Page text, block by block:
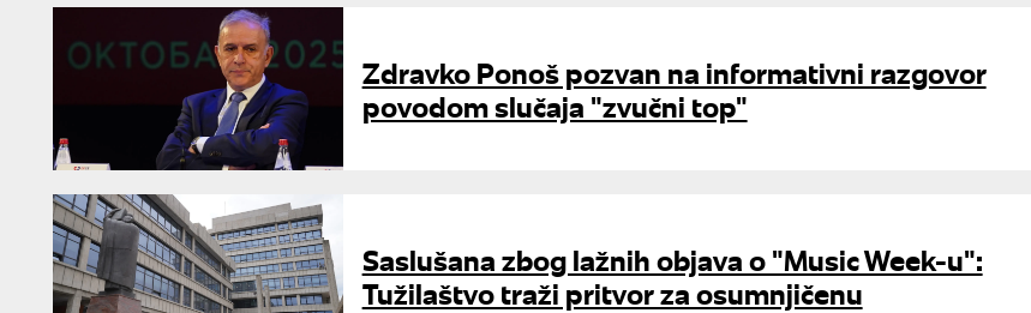
Zdravko Ponoš pozvan na informativni razgovor
povodom slučaja "zvučni top"
Saslušana zbog lažnih objava o "Music Week-u":
Tužilaštvo traži pritvor za osumnjičenu